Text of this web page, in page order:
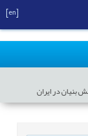
بنیان در ایران